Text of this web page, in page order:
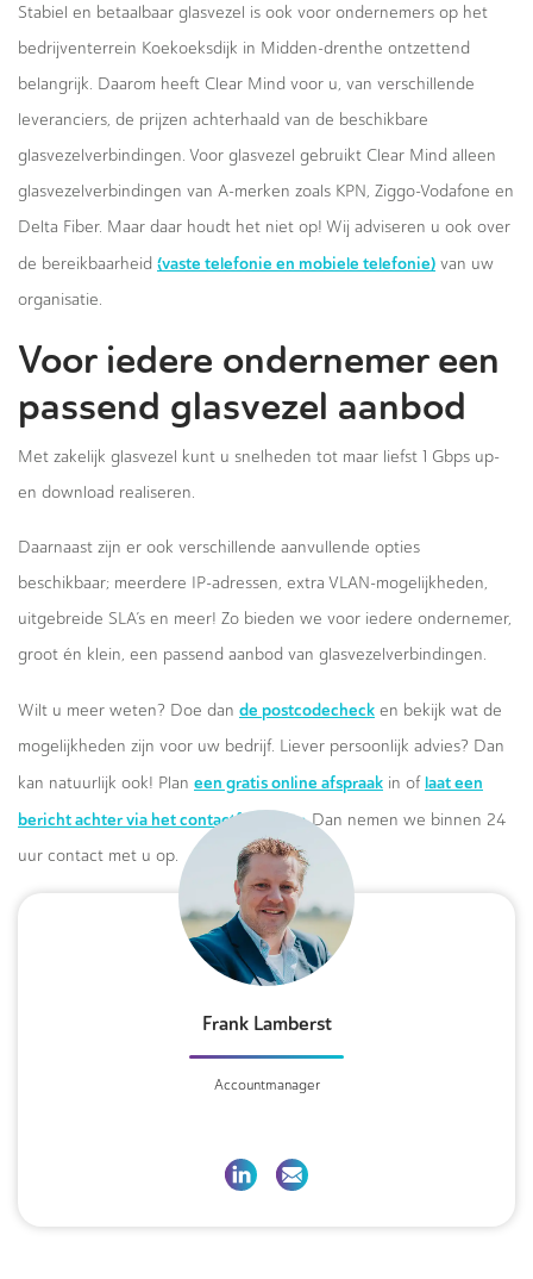
Stabiel en betaalbaar glasvezel is ook voor ondernemers op het
bedrijventerrein Koekoeksdijk in Midden-drenthe ontzettend
belangrijk. Daarom heeft Clear Mind voor u, van verschillende
leveranciers, de prijzen achterhaald van de beschikbare
glasvezelverbindingen. Voor glasvezel gebruikt Clear Mind alleen
glasvezelverbindingen van A-merken zoals KPN, Ziggo-Vodafone en
Delta Fiber. Maar daar houdt het niet op! Wij adviseren u ook over
de bereikbaarheid (vaste telefonie en mobiele telefonie) van uw
organisatie.
Voor iedere ondernemer een
passend glasvezel aanbod
Met zakelijk glasvezel kunt u snelheden tot maar liefst 1 Gbps up-
en download realiseren.
Daarnaast zijn er ook verschillende aanvullende opties
beschikbaar; meerdere IP-adressen, extra VLAN-mogelijkheden,
uitgebreide SLA’s en meer! Zo bieden we voor iedere ondernemer,
groot én klein, een passend aanbod van glasvezelverbindingen.
Wilt u meer weten? Doe dan de postcodecheck en bekijk wat de
mogelijkheden zijn voor uw bedrijf. Liever persoonlijk advies? Dan
kan natuurlijk ook! Plan een gratis online afspraak in of laat een
bericht achter via het contactformulier.Dan nemen we binnen 24
uur contact met u op.
Frank Lamberst
Accountmanager